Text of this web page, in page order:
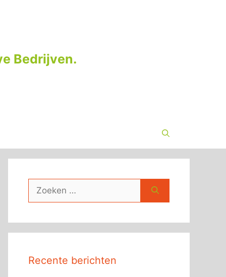
Bedrijven.
naar:
Recente berichten